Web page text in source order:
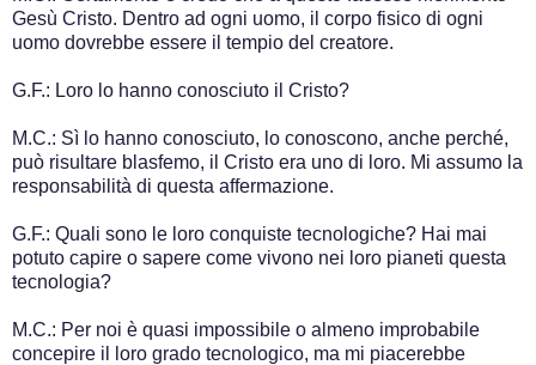
Gesù Cristo. Dentro ad ogni uomo, il corpo fisico di ogni
uomo dovrebbe essere il tempio del creatore.
G.F.: Loro lo hanno conosciuto il Cristo?
M.C.: Sì lo hanno conosciuto, lo conoscono, anche perché,
può risultare blasfemo, il Cristo era uno di loro. Mi assumo la
responsabilità di questa affermazione.
G.F.: Quali sono le loro conquiste tecnologiche? Hai mai
potuto capire o sapere come vivono nei loro pianeti questa
tecnologia?
M.C.: Per noi è quasi impossibile o almeno improbabile
concepire il loro grado tecnologico, ma mi piacerebbe